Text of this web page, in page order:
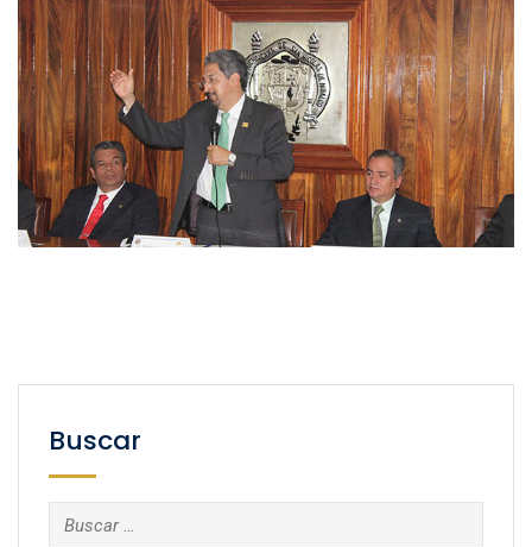
Buscar
Buscar: